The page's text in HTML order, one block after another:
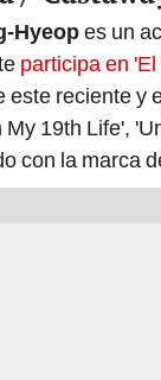
Hyeopes un
participa en
este reciente y
My 19th Life',
con la marca